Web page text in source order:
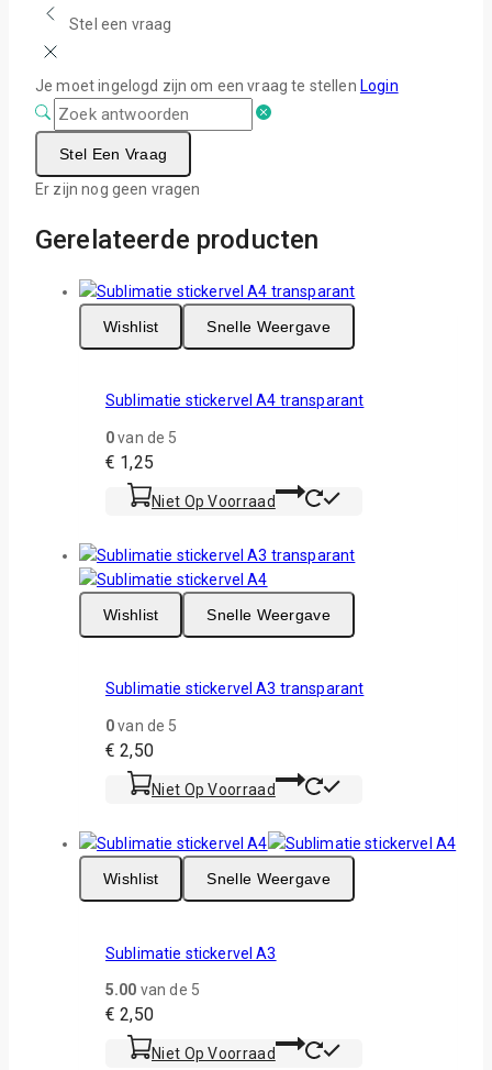
Stel een vraag
Je moet ingelogd zijn om een vraag te stellen Login
Stel Een Vraag
Er zijn nog geen vragen
Gerelateerde producten
Wishlist Snelle Weergave
Sublimatie stickervel A4 transparant
0van de 5
€ 1,25
Niet Op Voorraad
Wishlist Snelle Weergave
Sublimatie stickervel A3 transparant
0van de 5
€ 2,50
Niet Op Voorraad
Wishlist Snelle Weergave
Sublimatie stickervel A3
5.00 van de 5
€ 2,50
Niet Op Voorraad